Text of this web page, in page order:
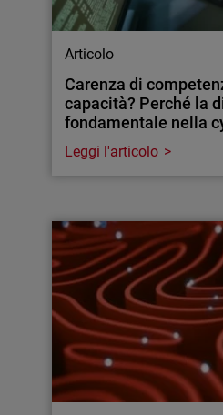
Articolo
Carenza di
capacità? Perché la
fondamentale nella
Leggi l'articolo